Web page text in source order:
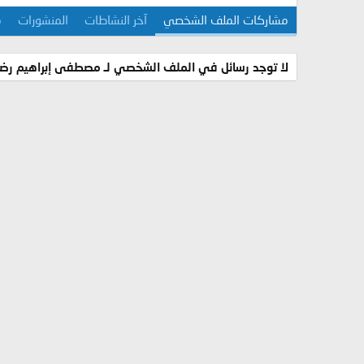
مشاركات الملف الشخصي آخر النشاطات المنشورات
لا توجد رسائل في الملف الشخصي لـ مصطفى إبراهيم